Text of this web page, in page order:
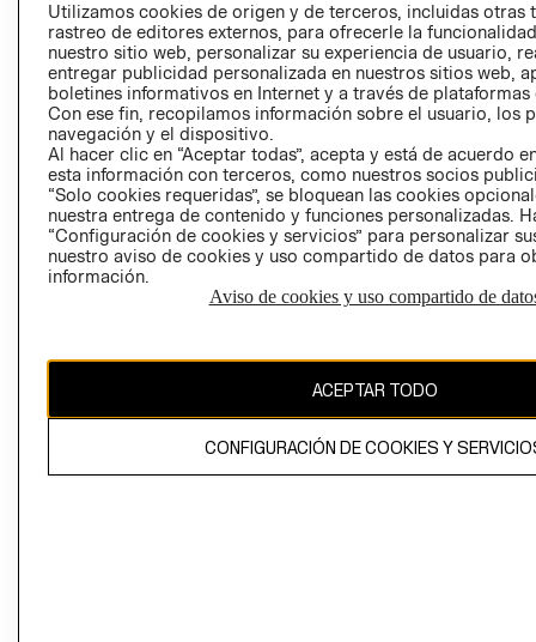
AVISO DE
PRIVACIDAD
GIFT CARD
AVISO DE
Perú (S/)
El contenido de esta página web está protegido por copyright y es
propiedad de H&M Hennes & Mauritz AB
Utilizamos cookies de origen y de terceros, incluidas otras
rastreo de editores externos, para ofrecerle la
nuestro sitio web, personalizar su experiencia de usuario,
entregar publicidad personalizada en nuestros sitios web,
boletines informativos en Internet y a través de plataformas
Con ese fin, recopilamos información sobre el usuario, los
navegación y el dispositivo.
Al hacer clic en “Aceptar todas”, acepta y está de acuerdo
esta información con terceros, como nuestros socios
“Solo cookies requeridas”, se bloquean las cookies
nuestra entrega de contenido y funciones personalizadas.
“Configuración de cookies y servicios” para personalizar
nuestro aviso de cookies y uso compartido de datos para
información.
Aviso de cookies y uso compartido de
ACEPTAR TODO
CONFIGURACIÓN DE COOKIES Y